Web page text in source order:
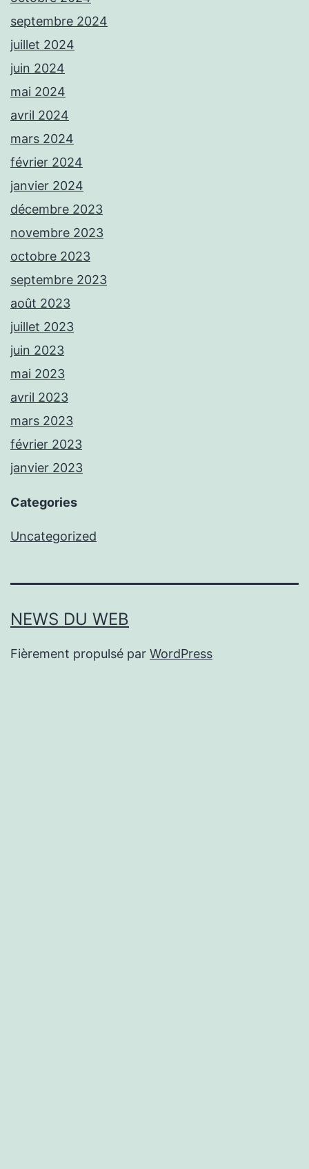
septembre 2024
juillet 2024
juin 2024
mai 2024
avril 2024
mars 2024
février 2024
janvier 2024
décembre 2023
novembre 2023
octobre 2023
septembre 2023
août 2023
juillet 2023
juin 2023
mai 2023
avril 2023
mars 2023
février 2023
janvier 2023
Categories
Uncategorized
NEWS DU WEB
Fièrement propulsé par WordPress